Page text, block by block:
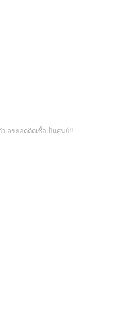
เลขยอดติดเชื้อเป็นศูนย์!!